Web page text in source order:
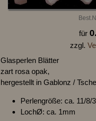
für
zzgl.
Glasperlen Blätter
zart rosa opak,
hergestellt in Gablonz /
Perlengröße: ca. 11/8/
LochØ: ca. 1mm